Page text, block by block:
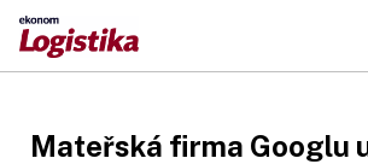
Mateřská firma Googlu